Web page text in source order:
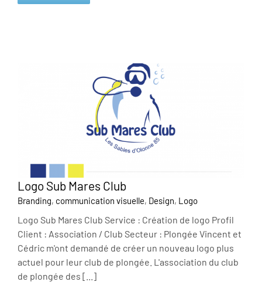
Logo Sub Mares Club
Branding, communication visuelle, Design, Logo
Logo Sub Mares Club Service : Création de logo Profil
Client : Association / Club Secteur : Plongée Vincent et
Cédric m'ont demandé de créer un nouveau logo plus
actuel pour leur club de plongée. L'association du club
de plongée des [...]